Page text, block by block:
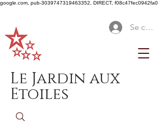
google.com, pub-3039747319463352, DIRECT, f08c47fec0942fa0
Se
Le Jardin aux
Etoiles